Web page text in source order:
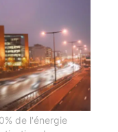
de l'énergie